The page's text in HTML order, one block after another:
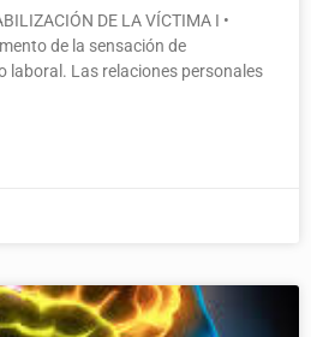
DE LA VÍCTIMA I •
de la sensación de
laboral. Las relaciones personales